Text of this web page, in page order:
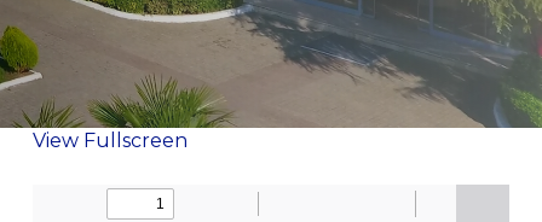
View Fullscreen